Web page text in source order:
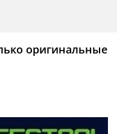
оригинальные